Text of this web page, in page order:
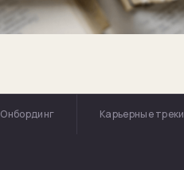
Онбординг Карьерные треки